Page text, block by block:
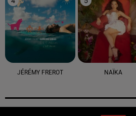
JÉRÉMY FREROT NAÏKA